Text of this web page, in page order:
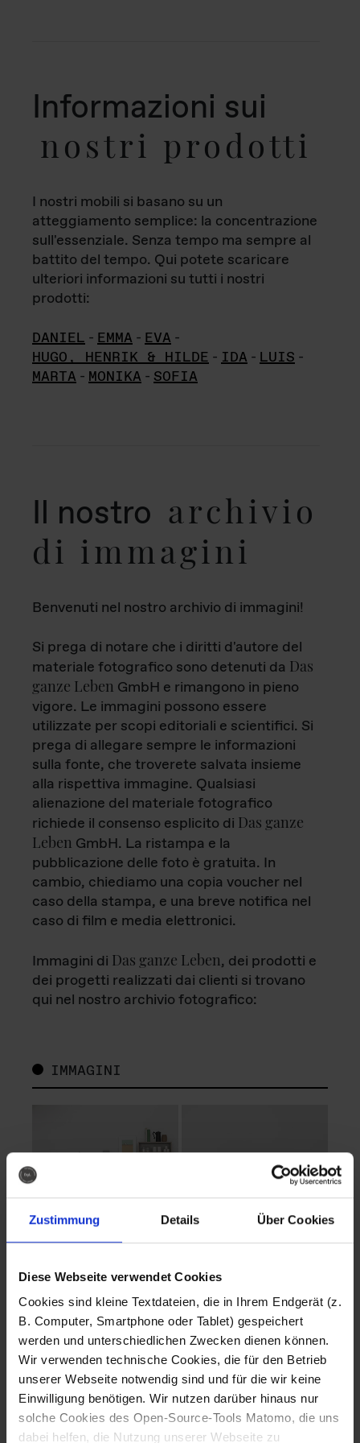
Zustimmung Details Über Cookies
Diese Webseite verwendet Cookies
Cookies sind kleine Textdateien, die in Ihrem Endgerät (z.
B. Computer, Smartphone oder Tablet) gespeichert
werden und unterschiedlichen Zwecken dienen können.
Wir verwenden technische Cookies, die für den Betrieb
unserer Webseite notwendig sind und für die wir keine
Einwilligung benötigen. Wir nutzen darüber hinaus nur
solche Cookies des Open-Source-Tools Matomo, die uns
dabei helfen, die Nutzung unserer Webseite zu
Informazioni sui
nostri prodotti
I nostri mobili si basano su un
atteggiamento semplice: la concentrazione
sull'essenziale. Senza tempo ma sempre al
battito del tempo. Qui potete scaricare
ulteriori informazioni su tutti i nostri
prodotti:
DANIEL - EMMA - EVA -
HUGO, HENRIK & HILDE - IDA - LUIS -
MARTA - MONIKA - SOFIA
Il nostro archivio
di immagini
Benvenuti nel nostro archivio di immagini!
Si prega di notare che i diritti d'autore del
materiale fotografico sono detenuti da Das
ganze Leben GmbH e rimangono in pieno
vigore. Le immagini possono essere
utilizzate per scopi editoriali e scientifici. Si
prega di allegare sempre le informazioni
sulla fonte, che troverete salvata insieme
alla rispettiva immagine. Qualsiasi
alienazione del materiale fotografico
richiede il consenso esplicito di Das ganze
Leben GmbH. La ristampa e la
pubblicazione delle foto è gratuita. In
cambio, chiediamo una copia voucher nel
caso della stampa, e una breve notifica nel
caso di film e media elettronici.
Immagini di Das ganze Leben, dei prodotti e
dei progetti realizzati dai clienti si trovano
qui nel nostro archivio fotografico:
IMMAGINI
Fotografo: Lorenz
Sternbach
Download
Fotografo: Lorenz
Sternbach
Download